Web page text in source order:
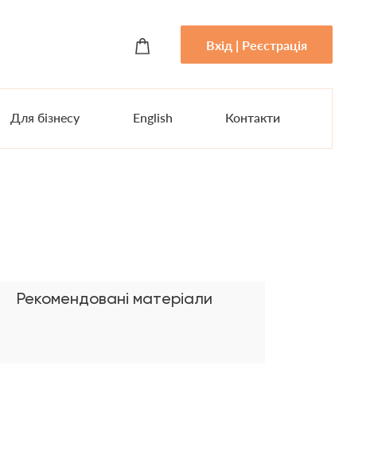
Вхід | Реєстрація
Для бізнесу English Контакти
Рекомендовані матеріали